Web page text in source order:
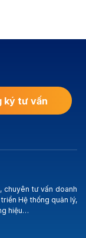
…). Smartland […]
ký tư vấn
chuyên tư vấn doanh
Hệ thống quản lý,
hiệu…